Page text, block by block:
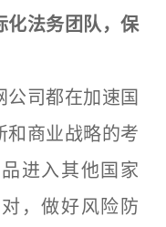
化法务团队，保
公司都在加速国
和商业战略的考
进入其他国家
，做好风险防